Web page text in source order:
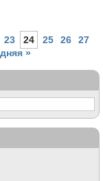
23 24 25 26
27
»